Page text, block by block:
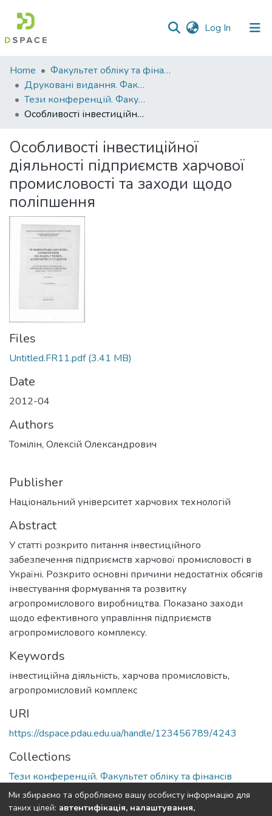
Log In (current)
Communities
&
Collections
Statistics
Home
Факультет обліку та фінансів
Друковані видання. Факультет обліку та фінансів
Тези конференцій. Факультет обліку та фінансів
Особливості інвестиційної діяльності підприємств харчової промисловості та заходи щодо поліпшення
Особливості інвестиційної
діяльності підприємств харчової
промисловості та заходи щодо
поліпшення
Files
Untitled.FR11.pdf(3.41 MB)
Date
2012-04
Authors
Томілін, Олексій Олександрович
Publisher
Національний університет харчових технологій
Abstract
У статті розкрито питання інвестиційного
забезпечення підприємств харчової промисловості в
Україні. Розкрито основні причини недостатніх обсягів
інвестування формування та розвитку
агропромислового виробництва. Показано заходи
щодо ефективного управління підприємств
агропромислового комплексу.
Keywords
інвестиційна діяльність, харчова промисловість,
агропромисловий комплекс
URI
https://dspace.pdau.edu.ua/handle/123456789/4243
Collections
Тези конференцій. Факультет обліку та фінансів
Full item page
Ми збираємо та обробляємо вашу особисту інформацію для
таких цілей: автентифікація, налаштування,